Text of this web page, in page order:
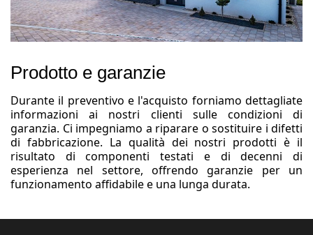
Prodotto e garanzie
Durante il preventivo e l'acquisto forniamo dettagliate
informazioni ai nostri clienti sulle condizioni di
garanzia. Ci impegniamo a riparare o sostituire i difetti
di fabbricazione. La qualità dei nostri prodotti è il
risultato di componenti testati e di decenni di
esperienza nel settore, offrendo garanzie per un
funzionamento affidabile e una lunga durata.